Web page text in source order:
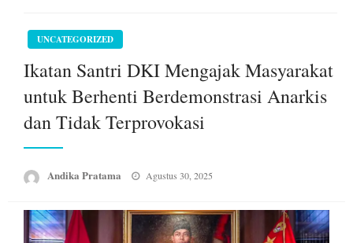
UNCATEGORIZED
Ikatan Santri DKI Mengajak Masyarakat
untuk Berhenti Berdemonstrasi Anarkis
dan Tidak Terprovokasi
Andika Pratama
Posted
Agustus 30, 2025